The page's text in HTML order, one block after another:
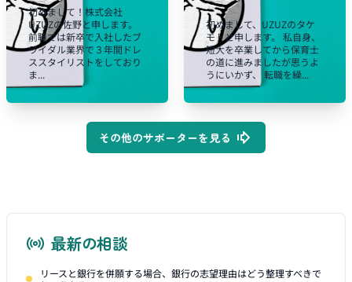
初めまして！株式会社
UZUZの佐野と申します。
前職では新卒で入社したブ
ライダル業界で３年間ドレ
ススタイリストをしており
ま...
初めまして、UZUZのタケ
モトと申します。 私自身、
短大を卒業してから保育士
の道に進みましたが思うよ
うにいかず、 転職を繰...
その他のサポーターを見る
最新の相談
リースと銀行を併願する場合、銀行の志望理由はどう整理すべきで